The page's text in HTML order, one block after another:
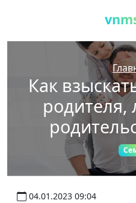
Как
04.01.2023 09:04